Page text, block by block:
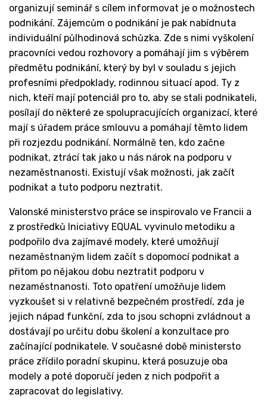
organizují seminář s cílem informovat je o možnostech
podnikání. Zájemcům o podnikání je pak nabídnuta
individuální půlhodinová schůzka. Zde s nimi vyškolení
pracovníci vedou rozhovory a pomáhají jim s výběrem
předmětu podnikání, který by byl v souladu s jejich
profesními předpoklady, rodinnou situací apod. Ty z
nich, kteří mají potenciál pro to, aby se stali podnikateli,
posílají do některé ze spolupracujících organizací, které
mají s úřadem práce smlouvu a pomáhají těmto lidem
při rozjezdu podnikání. Normálně ten, kdo začne
podnikat, ztrácí tak jako u nás nárok na podporu v
nezaměstnanosti. Existují však možnosti, jak začít
podnikat a tuto podporu neztratit.
Valonské ministerstvo práce se inspirovalo ve Francii a
z prostředků Iniciativy EQUAL vyvinulo metodiku a
podpořilo dva zajímavé modely, které umožňují
nezaměstnaným lidem začít s dopomocí podnikat a
přitom po nějakou dobu neztratit podporu v
nezaměstnanosti. Toto opatření umožňuje lidem
vyzkoušet si v relativně bezpečném prostředí, zda je
jejich nápad funkční, zda to jsou schopni zvládnout a
dostávají po určitu dobu školení a konzultace pro
začínající podnikatele. V současné době ministersto
práce zřídilo poradní skupinu, která posuzuje oba
modely a poté doporučí jeden z nich podpořit a
zapracovat do legislativy.